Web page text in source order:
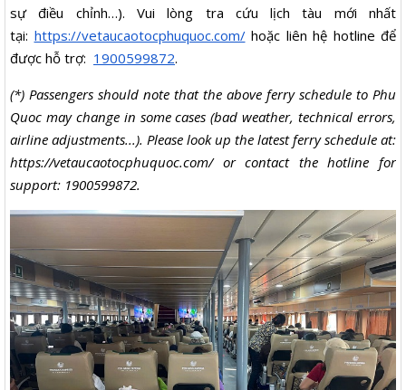
sự điều chỉnh…). Vui lòng tra cứu lịch tàu mới nhất
tại: https://vetaucaotocphuquoc.com/hoặc liên hệ hotline để
được hỗ trợ: 1900599872.
(*) Passengers should note that the above ferry schedule to Phu
Quoc may change in some cases (bad weather, technical errors,
airline adjustments...). Please look up the latest ferry schedule at:
https://vetaucaotocphuquoc.com/ or contact the hotline for
support: 1900599872.